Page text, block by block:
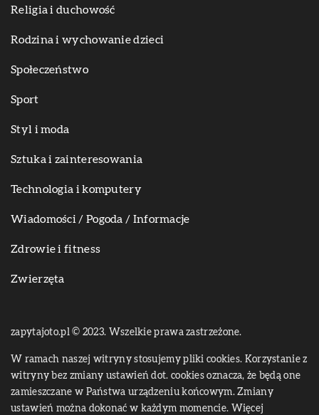
Religia i duchowość
Rodzina i wychowanie dzieci
Społeczeństwo
Sport
Styl i moda
Sztuka i zainteresowania
Technologia i komputery
Wiadomości / Pogoda / Informacje
Zdrowie i fitness
Zwierzęta
zapytajoto.pl © 2023. Wszelkie prawa zastrzeżone.
W ramach naszej witryny stosujemy pliki cookies. Korzystanie z
witryny bez zmiany ustawień dot. cookies oznacza, że będą one
zamieszczane w Państwa urządzeniu końcowym. Zmiany
ustawień można dokonać w każdym momencie. Więcej